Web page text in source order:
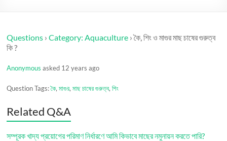
Questions ›Category: Aquaculture ›কৈ, শিং ও মাগুর মাছ চাষের গুরুত্ব
কি ?
Anonymous asked 12 years ago
Question Tags:কৈ,মাগুর,মাছ চাষের গুরুত্ব,শিং
Related Q&A
সম্পূরক খাদ্য প্রয়োগের পরিমাণ নির্ধারণে আমি কিভাবে মাছের নমুনায়ন করতে পারি?